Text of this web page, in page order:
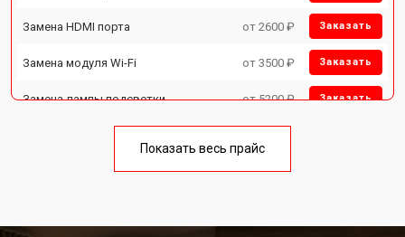
Замена HDMI порта от 2600 ₽ Заказать
Замена модуля Wi-Fi от 3500 ₽ Заказать
Замена лампы подсветки от 5200 ₽ Заказать
Замена блока питания от 3700 ₽
Показать весь прайс